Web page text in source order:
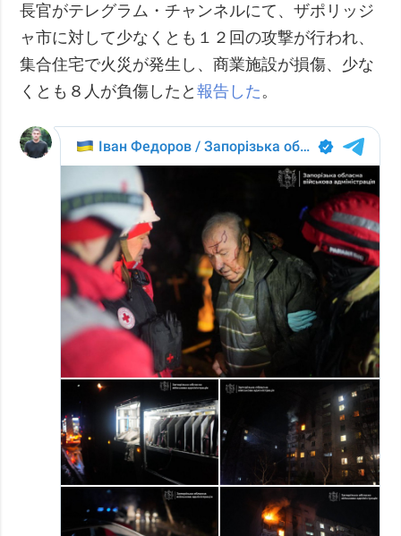
長官がテレグラム・チャンネルにて、ザポリッジ
ャ市に対して少なくとも１２回の攻撃が行われ、
集合住宅で火災が発生し、商業施設が損傷、少な
くとも８人が負傷したと報告した 。